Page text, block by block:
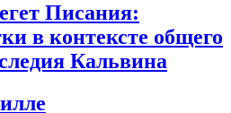
Писания:
в контексте общего
Кальвина